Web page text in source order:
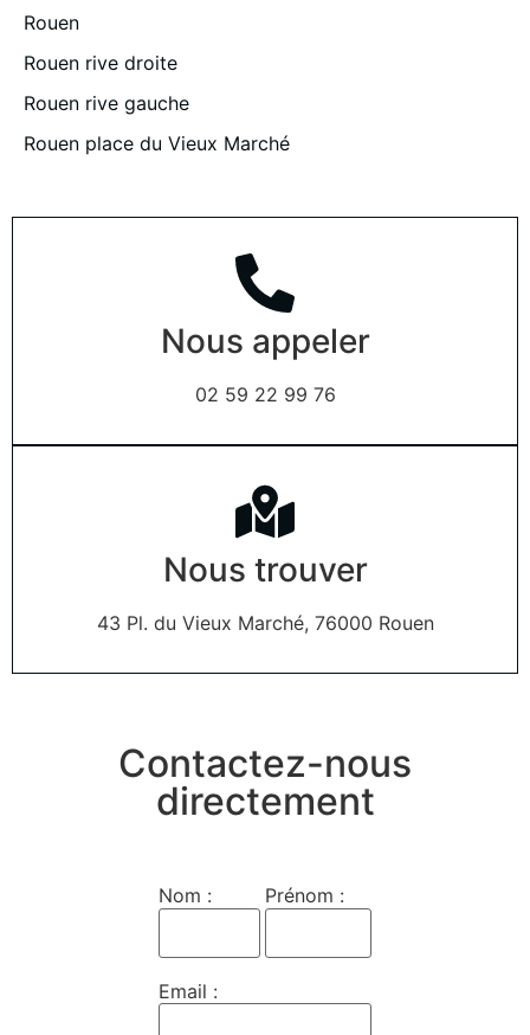
Rouen
Rouen rive droite
Rouen rive gauche
Rouen place du Vieux Marché
Nous appeler
02 59 22 99 76
Nous trouver
43 Pl. du Vieux Marché, 76000 Rouen
Contactez-nous
directement
Nom : Prénom :
Email :